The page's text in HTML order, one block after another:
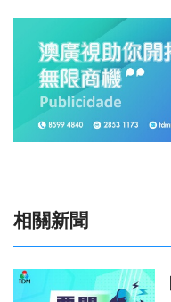
相關新聞